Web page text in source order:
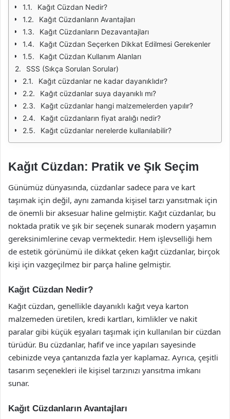
Kağıt Cüzdan Nedir?
Kağıt Cüzdanların Avantajları
Kağıt Cüzdanların Dezavantajları
Kağıt Cüzdan Seçerken Dikkat Edilmesi Gerekenler
Kağıt Cüzdan Kullanım Alanları
SSS (Sıkça Sorulan Sorular)
Kağıt cüzdanlar ne kadar dayanıklıdır?
Kağıt cüzdanlar suya dayanıklı mı?
Kağıt cüzdanlar hangi malzemelerden yapılır?
Kağıt cüzdanların fiyat aralığı nedir?
Kağıt cüzdanlar nerelerde kullanılabilir?
Kağıt Cüzdan: Pratik ve Şık Seçim
Günümüz dünyasında, cüzdanlar sadece para ve kart
taşımak için değil, aynı zamanda kişisel tarzı yansıtmak için
de önemli bir aksesuar haline gelmiştir. Kağıt cüzdanlar, bu
noktada pratik ve şık bir seçenek sunarak modern yaşamın
gereksinimlerine cevap vermektedir. Hem işlevselliği hem
de estetik görünümü ile dikkat çeken kağıt cüzdanlar, birçok
kişi için vazgeçilmez bir parça haline gelmiştir.
Kağıt Cüzdan Nedir?
Kağıt cüzdan, genellikle dayanıklı kağıt veya karton
malzemeden üretilen, kredi kartları, kimlikler ve nakit
paralar gibi küçük eşyaları taşımak için kullanılan bir cüzdan
türüdür. Bu cüzdanlar, hafif ve ince yapıları sayesinde
cebinizde veya çantanızda fazla yer kaplamaz. Ayrıca, çeşitli
tasarım seçenekleri ile kişisel tarzınızı yansıtma imkanı
sunar.
Kağıt Cüzdanların Avantajları